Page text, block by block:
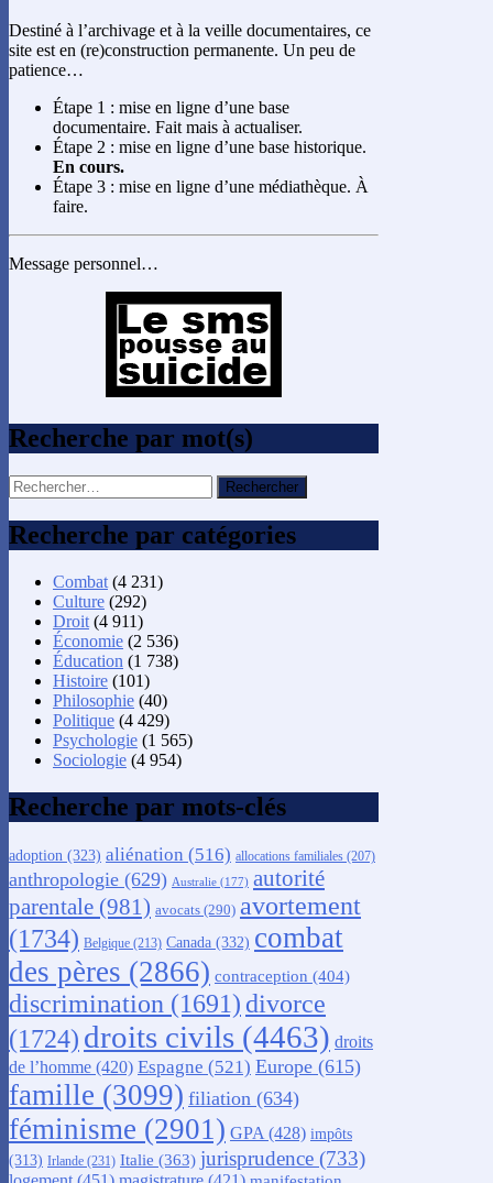
Destiné à l’archivage et à la veille documentaires, ce
site est en (re)construction permanente. Un peu de
patience…
Étape 1 : mise en ligne d’une base
documentaire. Fait mais à actualiser.
Étape 2 : mise en ligne d’une base historique.
En cours.
Étape 3 : mise en ligne d’une médiathèque. À
faire.
Message personnel…
Recherche par mot(s)
Rechercher :
Recherche par catégories
Combat (4 231)
Culture (292)
Droit (4 911)
Économie (2 536)
Éducation (1 738)
Histoire (101)
Philosophie (40)
Politique (4 429)
Psychologie (1 565)
Sociologie (4 954)
Recherche par mots-clés
adoption (323) aliénation (516) allocations familiales (207)
anthropologie (629) Australie (177) autorité
parentale (981) avocats (290) avortement
(1734) Belgique (213) Canada (332) combat
des pères (2866) contraception (404)
discrimination (1691) divorce
(1724) droits civils (4463) droits
de l’homme (420) Espagne (521) Europe (615)
famille (3099) filiation (634)
féminisme (2901) GPA (428) impôts
(313) Irlande (231) Italie (363) jurisprudence (733)